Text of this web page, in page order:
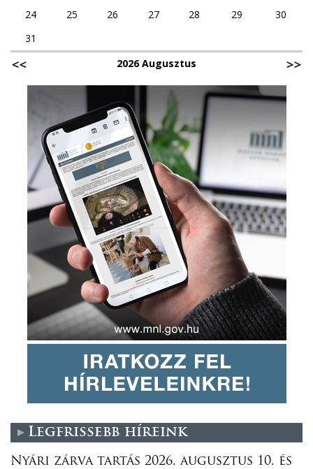
24
25 26 27 28 29
30
31
2026 Augusztus
Legfrissebb híreink
Nyári zárva tartás 2026. augusztus 10. és